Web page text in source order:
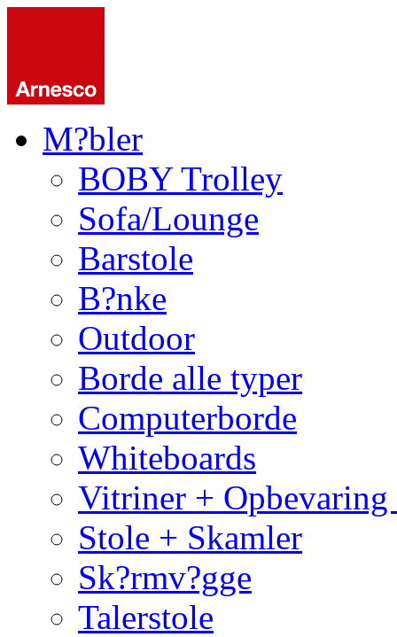
M?bler
BOBY Trolley
Sofa/Lounge
Barstole
B?nke
Outdoor
Borde alle typer
Computerborde
Whiteboards
Vitriner +
Stole + Skamler
Sk?rmv?gge
Talerstole